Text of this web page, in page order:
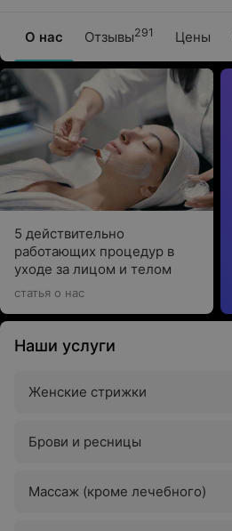
О нас Отзывы291 Цены
5 действительно
работающих процедур в
уходе за лицом и телом
статья о нас
Наши услуги
Женские стрижки
Брови и ресницы
Массаж (кроме лечебного)